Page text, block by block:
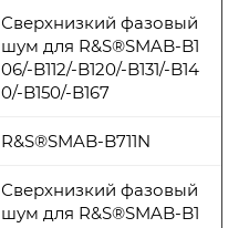
Сверхнизкий фазовый
шум для R&S®SMAB-B1
06/-B112/-B120/-B131/-B14
0/-B150/-B167
R&S®SMAB-B711N
Сверхнизкий фазовый
шум для R&S®SMAB-B1